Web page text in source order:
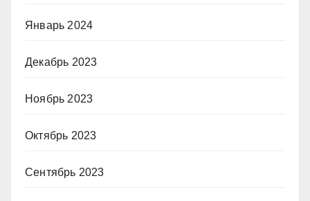
Январь 2024
Декабрь 2023
Ноябрь 2023
Октябрь 2023
Сентябрь 2023